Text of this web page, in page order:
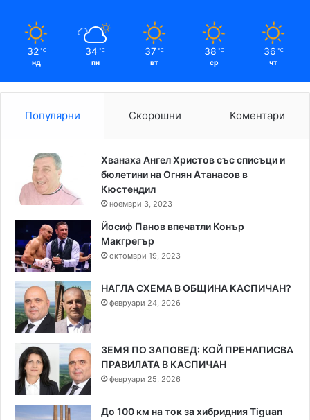
32 ℃
нд
34 ℃
пн
37 ℃
вт
38 ℃
ср
36 ℃
чт
Популярни Скорошни Коментари
Хванаха Ангел Христов със списъци и
бюлетини на Огнян Атанасов в
Кюстендил
ноември 3, 2023
Йосиф Панов впечатли Конър
Макгрегър
октомври 19, 2023
НАГЛА СХЕМА В ОБЩИНА КАСПИЧАН?
февруари 24, 2026
ЗЕМЯ ПО ЗАПОВЕД: КОЙ ПРЕНАПИСВА
ПРАВИЛАТА В КАСПИЧАН
февруари 25, 2026
До 100 км на ток за хибридния Tiguan